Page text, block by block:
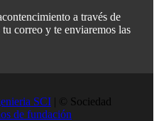
a través de
correo y te enviaremos las
SCI | © Sociedad
de fundación